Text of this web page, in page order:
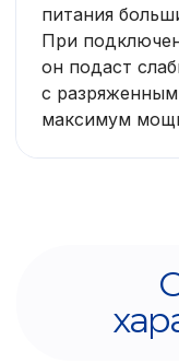
питания
При
он подаст
с
максимум